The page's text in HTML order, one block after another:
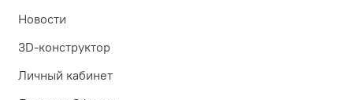
Новости
3D-конструктор
Личный кабинет